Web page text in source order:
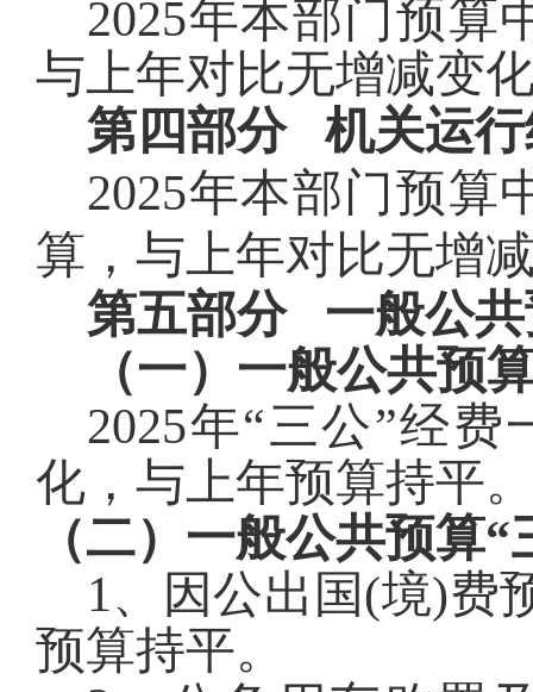
2025年本部门预算
与上年对比无增减变
第四部分 机关运行
2025年本部门预算
算，与上年对比无增
第五部分 一般公共
（一）一般公共预
2025年“三公”经费
化，与上年预算持平
（二）一般公共预算
1、 因公出国(境)费
预算持平。